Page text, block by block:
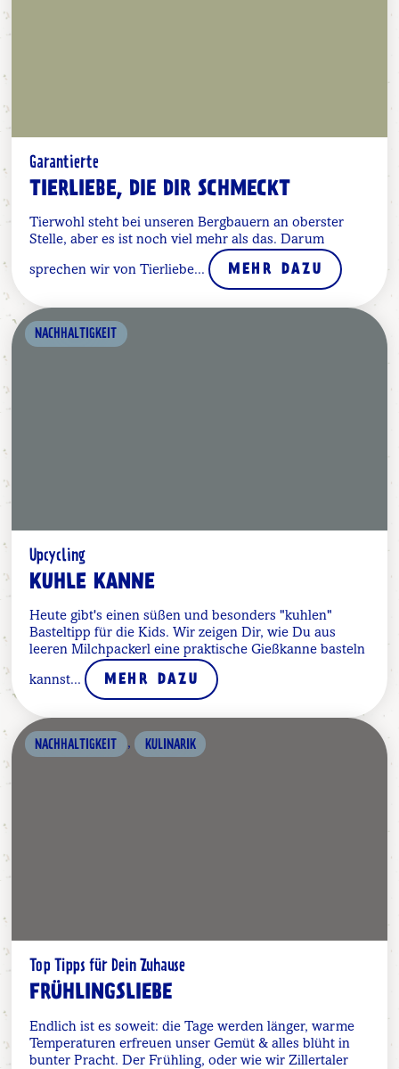
Garantierte
TIERLIEBE, DIE DIR SCHMECKT
Tierwohl steht bei unseren Bergbauern an oberster
Stelle, aber es ist noch viel mehr als das. Darum
sprechen wir von Tierliebe... MEHR DAZU
NACHHALTIGKEIT
Upcycling
KUHLE KANNE
Heute gibt's einen süßen und besonders "kuhlen"
Basteltipp für die Kids. Wir zeigen Dir, wie Du aus
leeren Milchpackerl eine praktische Gießkanne basteln
kannst... MEHR DAZU
NACHHALTIGKEIT , KULINARIK
Top Tipps für Dein Zuhause
FRÜHLINGSLIEBE
Endlich ist es soweit: die Tage werden länger, warme
Temperaturen erfreuen unser Gemüt & alles blüht in
bunter Pracht. Der Frühling, oder wie wir Zillertaler